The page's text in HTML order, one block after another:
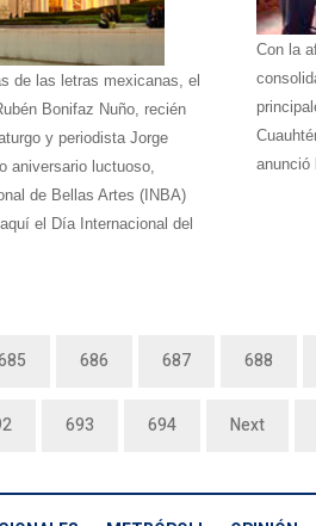
de las letras mexicanas, el
Bonifaz Nuño, recién
y periodista Jorge
aniversario luctuoso,
de Bellas Artes (INBA)
el Día Internacional del
Con la
anunció
686 687 688
693 694 Next